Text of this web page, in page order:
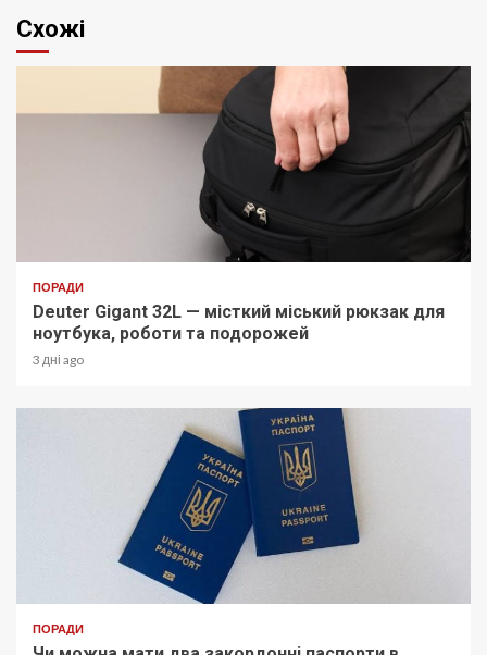
Схожі
ПОРАДИ
Deuter Gigant 32L — місткий міський рюкзак для
ноутбука, роботи та подорожей
3 дні ago
ПОРАДИ